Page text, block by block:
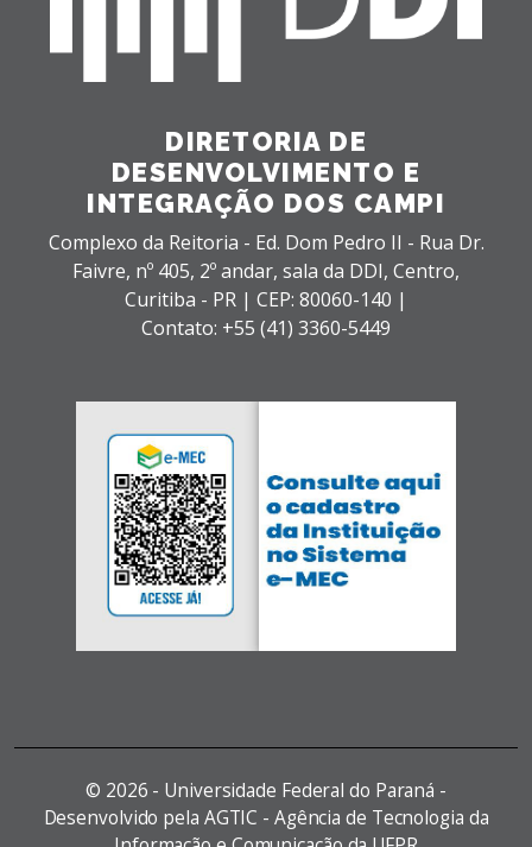
DIRETORIA DE
DESENVOLVIMENTO E
INTEGRAÇÃO DOS CAMPI
Complexo da Reitoria - Ed. Dom Pedro II - Rua Dr.
Faivre, nº 405, 2º andar, sala da DDI, Centro,
Curitiba - PR | CEP: 80060-140 |
Contato: +55 (41) 3360-5449
© 2026 - Universidade Federal do Paraná -
Desenvolvido pela AGTIC - Agência de Tecnologia da